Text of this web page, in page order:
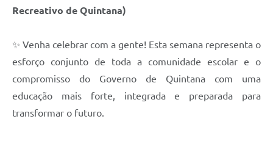
Recreativo de Quintana)
✨ Venha celebrar com a gente! Esta semana representa o
esforço conjunto de toda a comunidade escolar e o
compromisso do Governo de Quintana com uma
educação mais forte, integrada e preparada para
transformar o futuro.